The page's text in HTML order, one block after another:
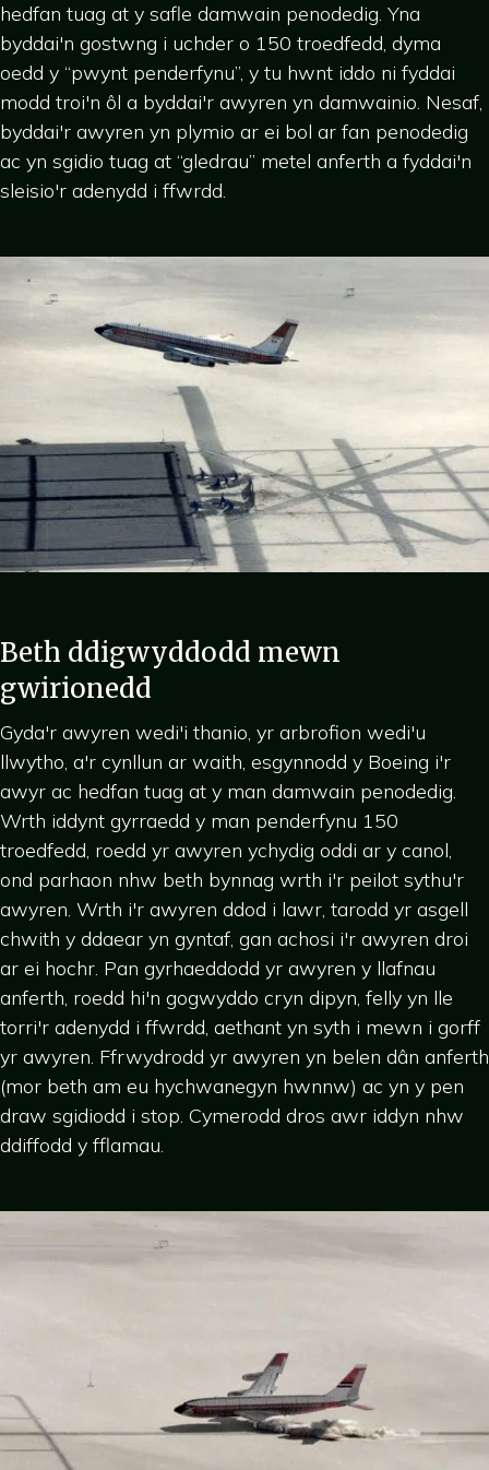
hedfan tuag at y safle damwain penodedig. Yna
byddai'n gostwng i uchder o 150 troedfedd, dyma
oedd y “pwynt penderfynu”, y tu hwnt iddo ni fyddai
modd troi'n ôl a byddai'r awyren yn damwainio. Nesaf,
byddai'r awyren yn plymio ar ei bol ar fan penodedig
ac yn sgidio tuag at “gledrau” metel anferth a fyddai'n
sleisio'r adenydd i ffwrdd.
Beth ddigwyddodd mewn
gwirionedd
Gyda'r awyren wedi'i thanio, yr arbrofion wedi'u
llwytho, a'r cynllun ar waith, esgynnodd y Boeing i'r
awyr ac hedfan tuag at y man damwain penodedig.
Wrth iddynt gyrraedd y man penderfynu 150
troedfedd, roedd yr awyren ychydig oddi ar y canol,
ond parhaon nhw beth bynnag wrth i'r peilot sythu'r
awyren. Wrth i'r awyren ddod i lawr, tarodd yr asgell
chwith y ddaear yn gyntaf, gan achosi i'r awyren droi
ar ei hochr. Pan gyrhaeddodd yr awyren y llafnau
anferth, roedd hi'n gogwyddo cryn dipyn, felly yn lle
torri'r adenydd i ffwrdd, aethant yn syth i mewn i gorff
yr awyren. Ffrwydrodd yr awyren yn belen dân anferth
(mor beth am eu hychwanegyn hwnnw) ac yn y pen
draw sgidiodd i stop. Cymerodd dros awr iddyn nhw
ddiffodd y fflamau.